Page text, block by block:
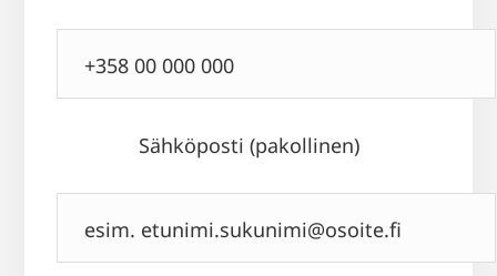
Sähköposti (pakollinen)